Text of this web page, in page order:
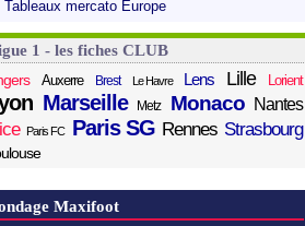
Tableaux mercato Europe
1 - les fiches CLUB
Auxerre Brest Le Havre Lens Lille Lorient
Marseille Metz Monaco Nantes
Paris FC Paris SG Rennes Strasbourg
Maxifoot